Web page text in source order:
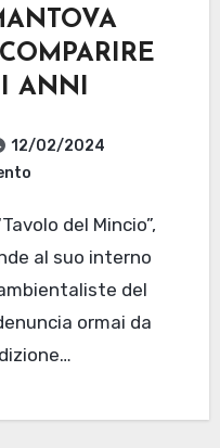
ANNI
12/02/2024
al suo interno
del
ormai da